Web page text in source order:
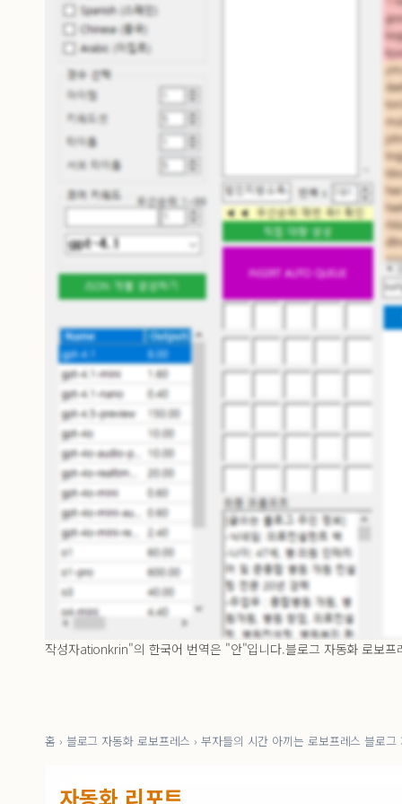
작성자ationkrin"의 한국어 번역은 "안"입니다.블로그 자동화 로보프
홈 › 블로그 자동화 로보프레스 ›부자들의 시간 아끼는 로보프레스 블로그
자동화 리포트